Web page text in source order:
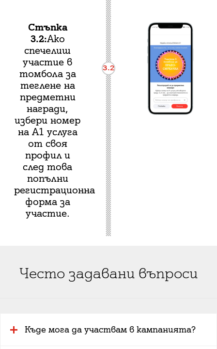
Стъпка
3.2:Ако
спечелиш
участие в
томбола за
теглене на
предметни
награди,
избери номер
на A1 услуга
от своя
профил и
след това
попълни
регистрационна
форма за
участие.
3.2
Често задавани въпроси
Къде мога да участвам в кампанията?